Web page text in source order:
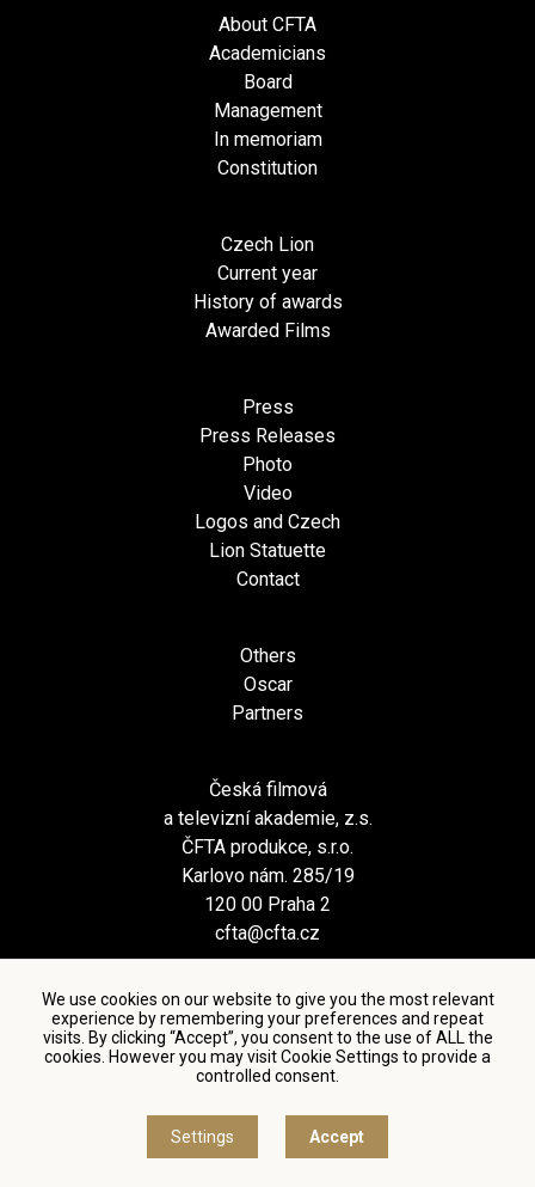
We use cookies on our website to give you the most relevant
experience by remembering your preferences and repeat
visits. By clicking “Accept”, you consent to the use of ALL the
cookies. However you may visit Cookie Settings to provide a
controlled consent.
Settings Accept
About CFTA
Academicians
Board
Management
In memoriam
Constitution
Czech Lion
Current year
History of awards
Awarded Films
Press
Press Releases
Photo
Video
Logos and Czech
Lion Statuette
Contact
Others
Oscar
Partners
Česká filmová
a televizní akademie, z.s.
ČFTA produkce, s.r.o.
Karlovo nám. 285/19
120 00 Praha 2
cfta@cfta.cz
Terms and conditions of using personal data and privacy
© Česká filmová a televizní akademie, 2018 - 2026